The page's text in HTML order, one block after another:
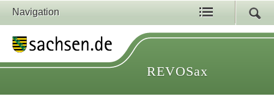
Navigation
REVOSax